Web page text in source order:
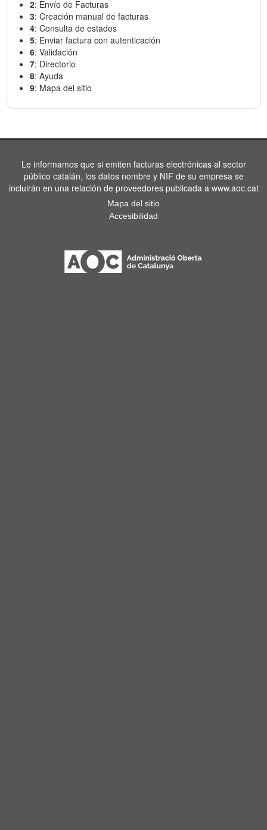
2: Envío de Facturas
3: Creación manual de facturas
4: Consulta de estados
5: Enviar factura con autenticación
6: Validación
7: Directorio
8: Ayuda
9: Mapa del sitio
Le informamos que si emiten facturas electrónicas al sector
público catalán, los datos nombre y NIF de su empresa se
incluirán en una relación de proveedores publicada a www.aoc.cat
Mapa del sitio
Accesibilidad